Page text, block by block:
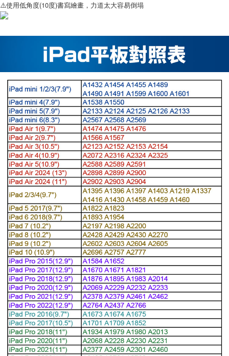
⚠️使用低角度(10度)書寫繪畫，力道太大容易倒塌